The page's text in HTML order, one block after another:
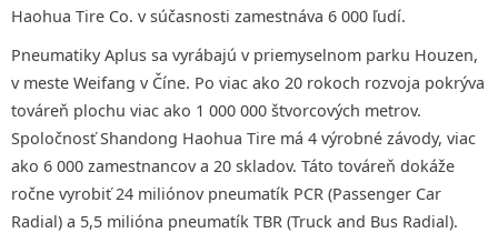
Haohua Tire Co. v súčasnosti zamestnáva 6 000 ľudí.
Pneumatiky Aplus sa vyrábajú v priemyselnom parku Houzen,
v meste Weifang v Číne. Po viac ako 20 rokoch rozvoja pokrýva
továreň plochu viac ako 1 000 000 štvorcových metrov.
Spoločnosť Shandong Haohua Tire má 4 výrobné závody, viac
ako 6 000 zamestnancov a 20 skladov. Táto továreň dokáže
ročne vyrobiť 24 miliónov pneumatík PCR (Passenger Car
Radial) a 5,5 milióna pneumatík TBR (Truck and Bus Radial).